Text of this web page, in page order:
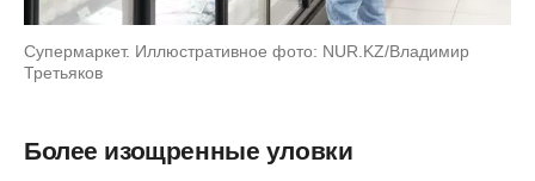
Супермаркет. Иллюстративное фото: NUR.KZ/Владимир
Третьяков
Более изощренные уловки